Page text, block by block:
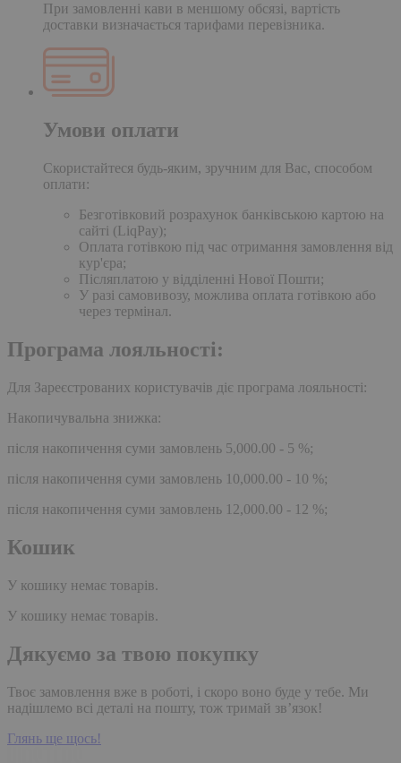
При замовленні кави в меншому обсязі, вартість
доставки визначається тарифами перевізника.
Умови оплати
Скористайтеся будь-яким, зручним для Вас, способом
оплати:
Безготівковий розрахунок банківською картою на
сайті (LiqPay);
Оплата готівкою під час отримання замовлення від
кур'єра;
Післяплатою у відділенні Нової Пошти;
У разі самовивозу, можлива оплата готівкою або
через термінал.
Програма лояльності:
Для Зареєстрованих користувачів діє програма лояльності:
Накопичувальна знижка:
після накопичення суми замовлень 5,000.00 - 5 %;
після накопичення суми замовлень 10,000.00 - 10 %;
після накопичення суми замовлень 12,000.00 - 12 %;
Кошик
У кошику немає товарів.
У кошику немає товарів.
Дякуємо за твою покупку
Твоє замовлення вже в роботі, і скоро воно буде у тебе. Ми
надішлемо всі деталі на пошту, тож тримай зв’язок!
Глянь ще щось!